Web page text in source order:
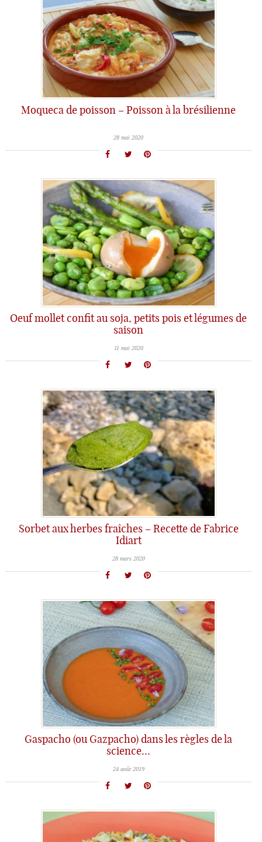
Moqueca de poisson – Poisson à la brésilienne
28 mai 2020
Oeuf mollet confit au soja, petits pois et légumes de
saison
11 mai 2020
Sorbet aux herbes fraîches – Recette de Fabrice
Idiart
28 mars 2020
Gaspacho (ou Gazpacho) dans les règles de la
science…
24 août 2019